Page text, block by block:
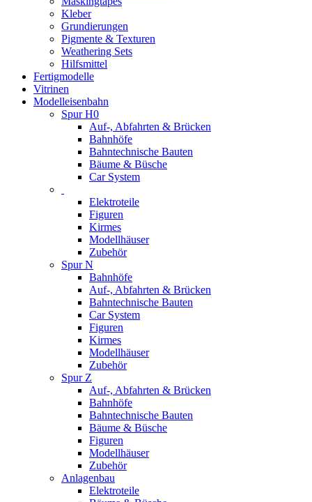
Kleber
Grundierungen
Pigmente & Texturen
Weathering Sets
Hilfsmittel
Fertigmodelle
Vitrinen
Modelleisenbahn
Spur H0
Auf-, Abfahrten & Brücken
Bahnhöfe
Bahntechnische Bauten
Bäume & Büsche
Car System
Elektroteile
Figuren
Kirmes
Modellhäuser
Zubehör
Spur N
Bahnhöfe
Auf-, Abfahrten & Brücken
Bahntechnische Bauten
Car System
Figuren
Kirmes
Modellhäuser
Zubehör
Spur Z
Auf-, Abfahrten & Brücken
Bahnhöfe
Bahntechnische Bauten
Bäume & Büsche
Figuren
Modellhäuser
Zubehör
Anlagenbau
Elektroteile